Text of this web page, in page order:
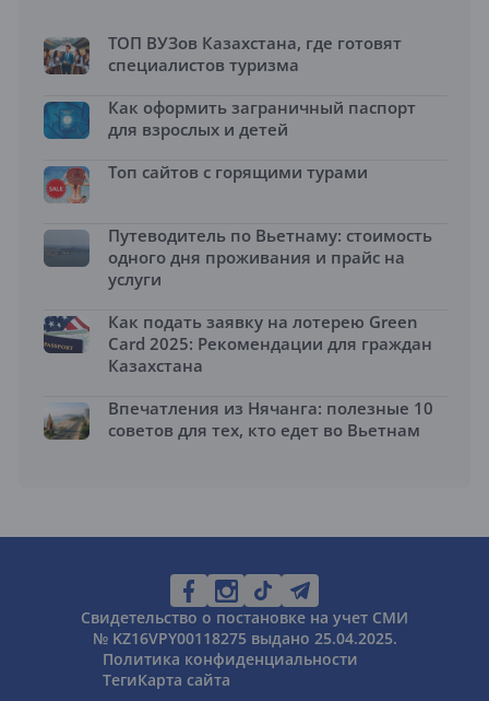
ТОП ВУЗов Казахстана, где готовят
специалистов туризма
Как оформить заграничный паспорт
для взрослых и детей
Топ сайтов с горящими турами
Путеводитель по Вьетнаму: стоимость
одного дня проживания и прайс на
услуги
Как подать заявку на лотерею Green
Card 2025: Рекомендации для граждан
Казахстана
Впечатления из Нячанга: полезные 10
советов для тех, кто едет во Вьетнам
Свидетельство о постановке на учет СМИ
№ KZ16VPY00118275 выдано 25.04.2025.
Политика конфиденциальности
ТегиКарта сайта